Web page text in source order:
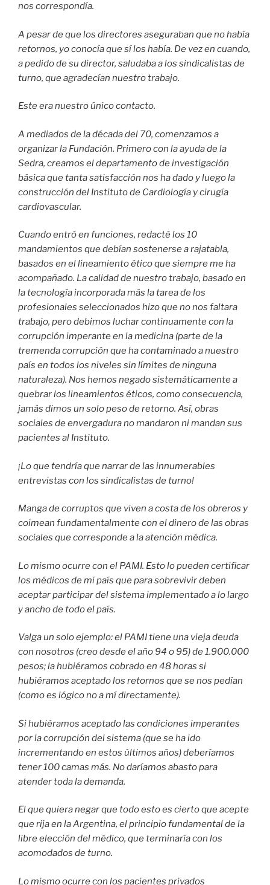
nos correspondía.
A pesar de que los directores aseguraban que no había
retornos, yo conocía que sí los había. De vez en cuando,
a pedido de su director, saludaba a los sindicalistas de
turno, que agradecían nuestro trabajo.
Este era nuestro único contacto.
A mediados de la década del 70, comenzamos a
organizar la Fundación. Primero con la ayuda de la
Sedra, creamos el departamento de investigación
básica que tanta satisfacción nos ha dado y luego la
construcción del Instituto de Cardiología y cirugía
cardiovascular.
Cuando entró en funciones, redacté los 10
mandamientos que debían sostenerse a rajatabla,
basados en el lineamiento ético que siempre me ha
acompañado. La calidad de nuestro trabajo, basado en
la tecnología incorporada más la tarea de los
profesionales seleccionados hizo que no nos faltara
trabajo, pero debimos luchar continuamente con la
corrupción imperante en la medicina (parte de la
tremenda corrupción que ha contaminado a nuestro
país en todos los niveles sin límites de ninguna
naturaleza). Nos hemos negado sistemáticamente a
quebrar los lineamientos éticos, como consecuencia,
jamás dimos un solo peso de retorno. Así, obras
sociales de envergadura no mandaron ni mandan sus
pacientes al Instituto.
¡Lo que tendría que narrar de las innumerables
entrevistas con los sindicalistas de turno!
Manga de corruptos que viven a costa de los obreros y
coimean fundamentalmente con el dinero de las obras
sociales que corresponde a la atención médica.
Lo mismo ocurre con el PAMI. Esto lo pueden certificar
los médicos de mi país que para sobrevivir deben
aceptar participar del sistema implementado a lo largo
y ancho de todo el país.
Valga un solo ejemplo: el PAMI tiene una vieja deuda
con nosotros (creo desde el año 94 o 95) de 1.900.000
pesos; la hubiéramos cobrado en 48 horas si
hubiéramos aceptado los retornos que se nos pedían
(como es lógico no a mí directamente).
Si hubiéramos aceptado las condiciones imperantes
por la corrupción del sistema (que se ha ido
incrementando en estos últimos años) deberíamos
tener 100 camas más. No daríamos abasto para
atender toda la demanda.
El que quiera negar que todo esto es cierto que acepte
que rija en la Argentina, el principio fundamental de la
libre elección del médico, que terminaría con los
acomodados de turno.
Lo mismo ocurre con los pacientes privados